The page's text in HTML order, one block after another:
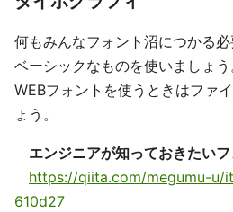
何もみんなフォント沼につかる必
ベーシックなものを使いましょう
WEBフォントを使うときはファ
ょう。
エンジニアが知っておきたい
https://qiita.com/megumu-u/
610d27